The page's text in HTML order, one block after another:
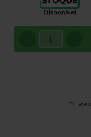
Eu vi